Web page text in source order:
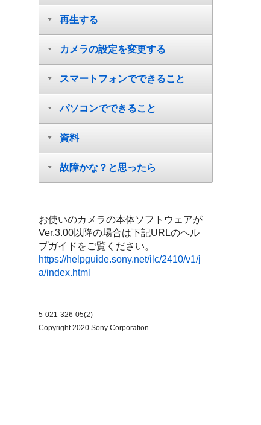
再生する
カメラの設定を変更する
スマートフォンでできること
パソコンでできること
資料
故障かな？と思ったら
お使いのカメラの本体ソフトウェアが
Ver.3.00以降の場合は下記URLのヘル
プガイドをご覧ください。
https://helpguide.sony.net/ilc/2410/v1/j
a/index.html
5-021-326-05(2)
Copyright 2020 Sony Corporation